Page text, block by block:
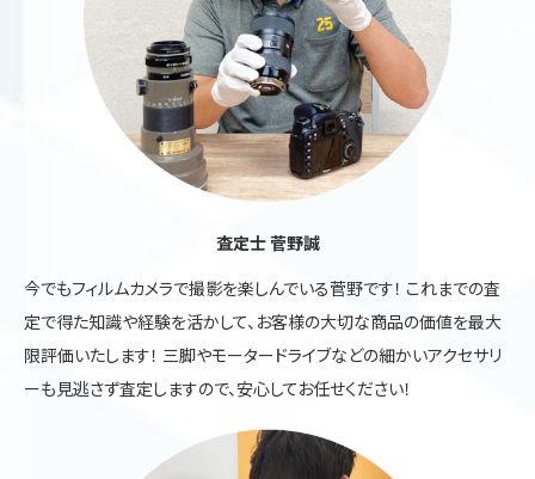
査定士 菅野誠
今でもフィルムカメラで撮影を楽しんでいる菅野です！ これまでの査
定で得た知識や経験を活かして、お客様の大切な商品の価値を最大
限評価いたします！ 三脚やモータードライブなどの細かいアクセサリ
ーも見逃さず査定しますので、安心してお任せください！